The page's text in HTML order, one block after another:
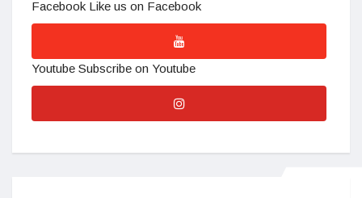
Facebook Like us on Facebook
Youtube Subscribe on Youtube